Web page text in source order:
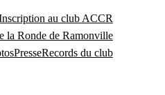
au club ACCR
la Ronde de Ramonville
PresseRecords du club